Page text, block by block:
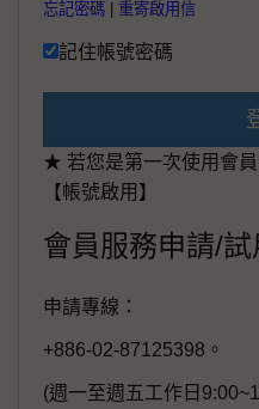
忘記密碼 重寄啟用信
記住帳號密碼
★ 若您是第一次使用會
【帳號啟用】
會員服務申請/試
申請專線：
+886-02-87125398。
(週一至週五工作日